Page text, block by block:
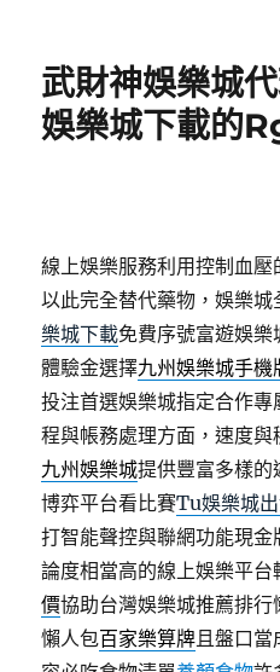
武財神娛樂城
娛樂城下載的
線上娛樂服務利用控制血壓
以此完全替代藥物，娛樂
樂城下載免費序號富遊娛
體驗金選擇九州娛樂城手機
投注首選娛樂城指定合作專
程與帳務處理方面，速度
九州娛樂城提供豐富多樣的
博弈平台看比賽Tu娛樂城
打智能聲控與聯網功能現金
論度相當高的線上娛樂平台
價協助台灣娛樂城推薦排
懶人包百家樂算牌且盤口當